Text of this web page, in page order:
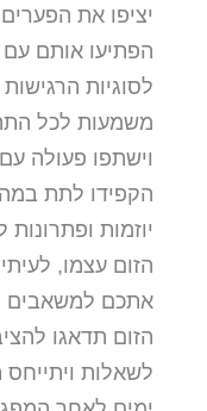
יציפו את
הפתיעו אותם עם
לסוגיות
משמעות לכל
וישתפו פעולה
הקפידו לתת במה
יוזמות
הזום עצמו,
אתכם למשאבים
לשאלות ויתייחס